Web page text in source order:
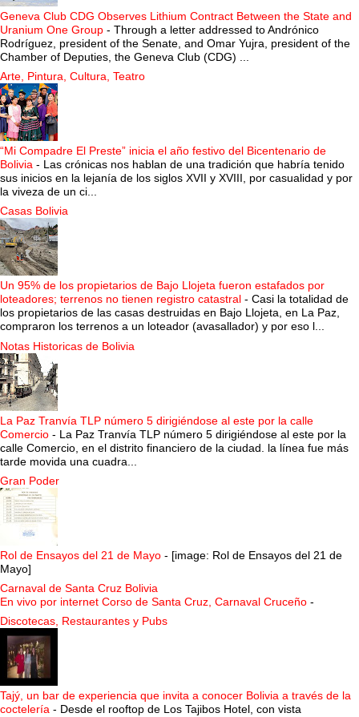
Geneva Club CDG Observes Lithium Contract Between the State and
Uranium One Group - Through a letter addressed to Andrónico
Rodríguez, president of the Senate, and Omar Yujra, president of the
Chamber of Deputies, the Geneva Club (CDG) ...
Arte, Pintura, Cultura, Teatro
“Mi Compadre El Preste” inicia el año festivo del Bicentenario de
Bolivia - Las crónicas nos hablan de una tradición que habría tenido
sus inicios en la lejanía de los siglos XVII y XVIII, por casualidad y por
la viveza de un ci...
Casas Bolivia
Un 95% de los propietarios de Bajo Llojeta fueron estafados por
loteadores; terrenos no tienen registro catastral - Casi la totalidad de
los propietarios de las casas destruidas en Bajo Llojeta, en La Paz,
compraron los terrenos a un loteador (avasallador) y por eso l...
Notas Historicas de Bolivia
La Paz Tranvía TLP número 5 dirigiéndose al este por la calle
Comercio - La Paz Tranvía TLP número 5 dirigiéndose al este por la
calle Comercio, en el distrito financiero de la ciudad. la línea fue más
tarde movida una cuadra...
Gran Poder
Rol de Ensayos del 21 de Mayo - [image: Rol de Ensayos del 21 de
Mayo]
Carnaval de Santa Cruz Bolivia
En vivo por internet Corso de Santa Cruz, Carnaval Cruceño -
Discotecas, Restaurantes y Pubs
Tajý, un bar de experiencia que invita a conocer Bolivia a través de la
coctelería - Desde el rooftop de Los Tajibos Hotel, con vista